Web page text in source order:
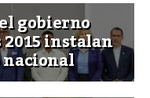
gobierno
instalan
nacional